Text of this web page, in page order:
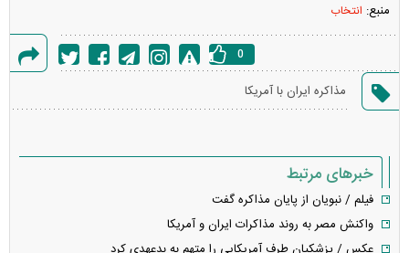
منبع: انتخاب
خطا
0
مذاکره ایران با آمریکا
خبرهای مرتبط
فیلم / نبویان از پایان مذاکره گفت
واکنش مصر به روند مذاکرات ایران و آمریکا